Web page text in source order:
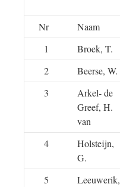
Nr Naam
1
Broek, T.
2
Beerse, W.
3
Arkel- de
Greef, H.
van
4
Holsteijn,
G.
5
Leeuwerik,